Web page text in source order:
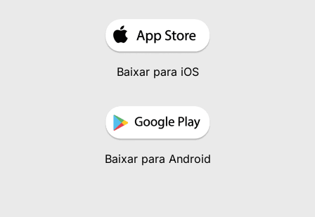
Baixar para iOS
Baixar para Android